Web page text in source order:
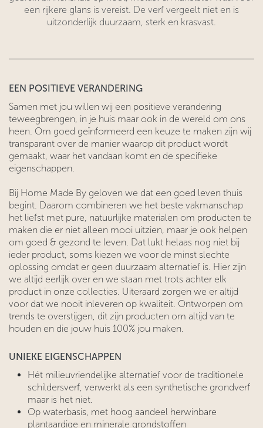
een rijkere glans is vereist. De verf vergeelt niet en is
uitzonderlijk duurzaam, sterk en krasvast.
EEN POSITIEVE VERANDERING
Samen met jou willen wij een positieve verandering
teweegbrengen, in je huis maar ook in de wereld om ons
heen. Om goed geïnformeerd een keuze te maken zijn wij
transparant over de manier waarop dit product wordt
gemaakt, waar het vandaan komt en de specifieke
eigenschappen.
Bij Home Made By geloven we dat een goed leven thuis
begint. Daarom combineren we het beste vakmanschap
het liefst met pure, natuurlijke materialen om producten te
maken die er niet alleen mooi uitzien, maar je ook helpen
om goed & gezond te leven. Dat lukt helaas nog niet bij
ieder product, soms kiezen we voor de minst slechte
oplossing omdat er geen duurzaam alternatief is. Hier zijn
we altijd eerlijk over en we staan ​​met trots achter elk
product in onze collecties. Uiteraard zorgen we er altijd
voor dat we nooit inleveren op kwaliteit. Ontworpen om
trends te overstijgen, dit zijn producten om altijd van te
houden en die jouw huis 100% jou maken.
UNIEKE EIGENSCHAPPEN
Hét milieuvriendelijke alternatief voor de traditionele
schildersverf, verwerkt als een synthetische grondverf
maar is het niet.
Op waterbasis, met hoog aandeel herwinbare
plantaardige en minerale grondstoffen